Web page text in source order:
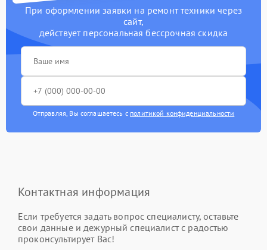
При оформлении заявки на ремонт техники через
сайт,
действует персональная бессрочная скидка
Отправляя, Вы соглашаетесь с политикой конфиденциальности
Контактная информация
Если требуется задать вопрос специалисту, оставьте
свои данные и дежурный специалист с радостью
проконсультирует Вас!